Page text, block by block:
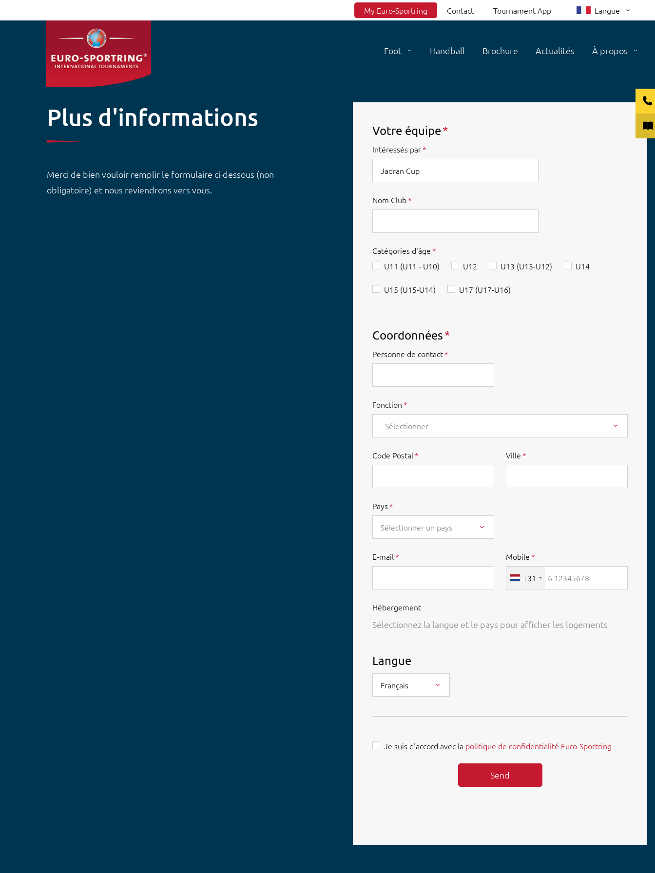
Top menu
My Euro-Sportring Contact Tournament App Langue
Foot Handball Brochure Actualités À propos
Plus d'informations
Merci de bien vouloir remplir le formulaire ci-dessous (non
obligatoire) et nous reviendrons vers vous.
Votre équipe
Intéressés par
Nom Club
Catégories d'âge
U11 (U11 - U10)
U12 U13 (U13-U12) U14
U15 (U15-U14) U17 (U17-U16)
Coordonnées
Personne de contact
Fonction
- Sélectionner -
Code Postal Ville
Pays
Sélectionner un pays
E-mail
Mobile
+31
Hébergement
Sélectionnez la langue et le pays pour afficher les logements
Langue
Français
Je suis d'accord avec la politique de confidentialité Euro-Sportring
Send